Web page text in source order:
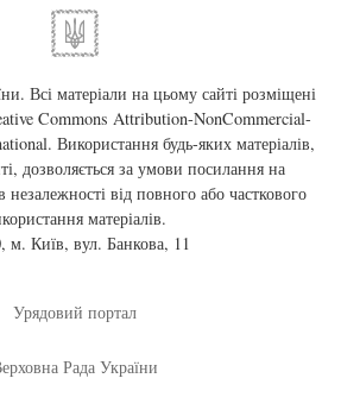
Всі матеріали на цьому сайті розміщені
Commons Attribution-NonCommercial-
. Використання будь-яких матеріалів,
дозволяється за умови посилання на
незалежності від повного або часткового
матеріалів.
м. Київ, вул. Банкова, 11
Урядовий портал
Рада України